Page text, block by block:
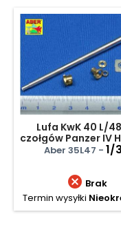
Lufa KwK 40 L/
czołgów Panzer IV
- J - wczesny
Aber 35L47 - 1/
 Brak
Termin wysyłki